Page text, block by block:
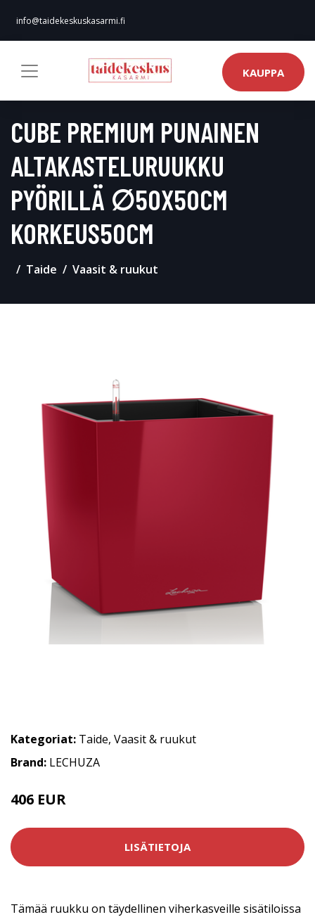
info@taidekeskuskasarmi.fi
KAUPPA
CUBE PREMIUM PUNAINEN
ALTAKASTELURUUKKU
PYÖRILLÄ ∅50X50CM
KORKEUS50CM
Taide Vaasit & ruukut
Kategoriat: Taide, Vaasit & ruukut
Brand: LECHUZA
406 EUR
LISÄTIETOJA
Tämää ruukku on täydellinen viherkasveille sisätiloissa